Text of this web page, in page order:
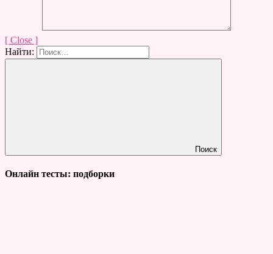
[ Close ]
Найти:
Поиск
Онлайн тесты: подборки